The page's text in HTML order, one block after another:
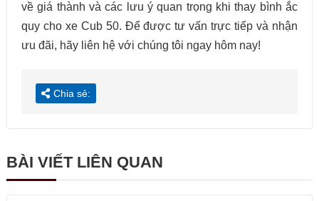
về giá thành và các lưu ý quan trọng khi thay bình ắc
quy cho xe Cub 50. Để được tư vấn trực tiếp và nhận
ưu đãi, hãy liên hệ với chúng tôi ngay hôm nay!
Chia sẻ:
BÀI VIẾT LIÊN QUAN